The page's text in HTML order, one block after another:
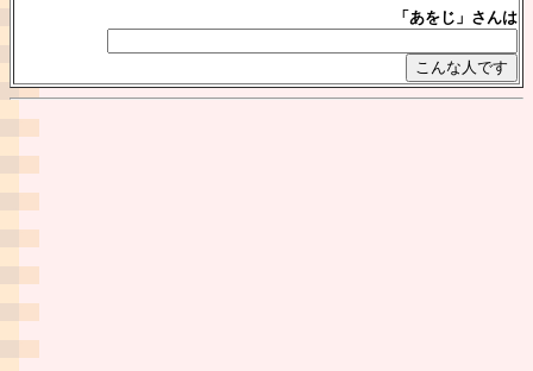
「あをじ」さんは